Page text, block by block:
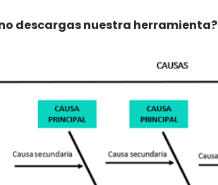
descargas nuestra herramienta?